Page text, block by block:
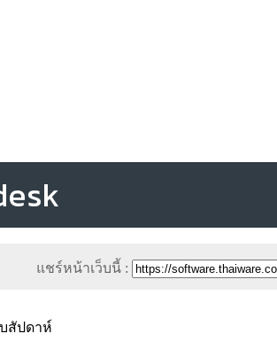
แชร์หน้าเว็บนี้ :